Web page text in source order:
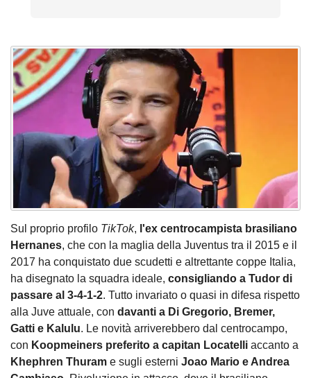
Sul proprio profilo TikTok, l'ex centrocampista brasiliano
Hernanes, che con la maglia della Juventus tra il 2015 e il
2017 ha conquistato due scudetti e altrettante coppe Italia,
ha disegnato la squadra ideale, consigliando a Tudor di
passare al 3-4-1-2. Tutto invariato o quasi in difesa rispetto
alla Juve attuale, con davanti a Di Gregorio, Bremer,
Gatti e Kalulu. Le novità arriverebbero dal centrocampo,
con Koopmeiners preferito a capitan Locatelli accanto a
Khephren Thuram e sugli esterni Joao Mario e Andrea